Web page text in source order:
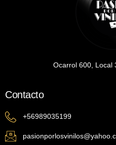
Ocarrol 600, Local
Contacto
+56989035199